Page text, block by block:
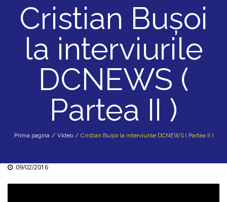
Cristian Buşoi
la interviurile
DCNEWS (
Partea II )
Prima pagina / Video / Cristian Buşoi la interviurile DCNEWS ( Partea II )
09/02/2016